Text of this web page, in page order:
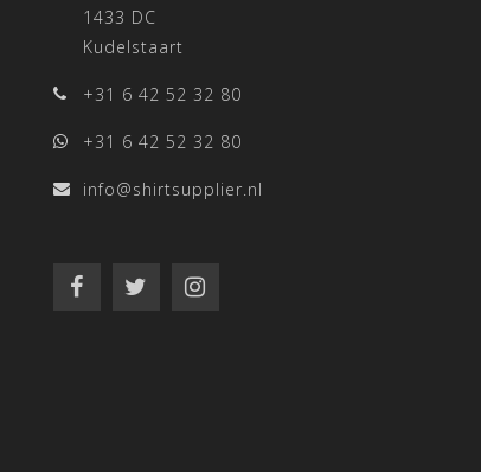
1433 DC
Kudelstaart
+31 6 42 52 32 80
+31 6 42 52 32 80
info@shirtsupplier.nl